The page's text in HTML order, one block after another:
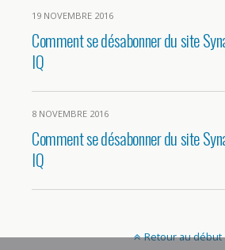
19 NOVEMBRE 2016
Comment se désabonner du site
IQ
8 NOVEMBRE 2016
Comment se désabonner du site
IQ
Retour au début